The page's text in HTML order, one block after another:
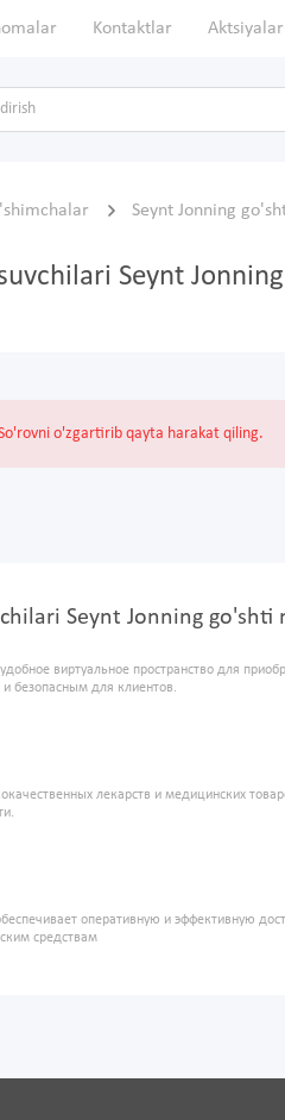
Kontaktlar
Seynt Jonning
Seynt
o'zgartirib qayta harakat qiling.
Seynt Jonning go'shti
виртуальное пространство для
безопасным для клиентов.
лекарств и медицинских
оперативную и эффективную
средствам